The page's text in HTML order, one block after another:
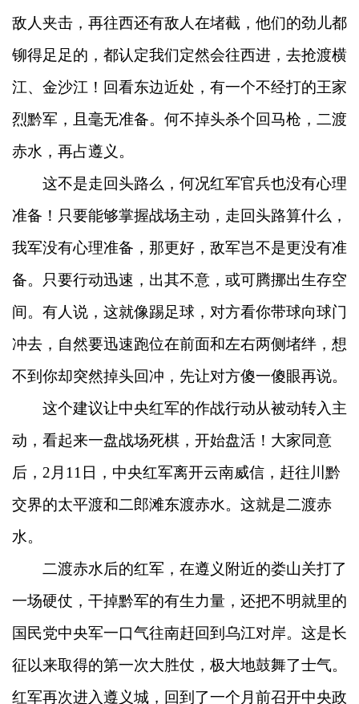
敌人夹击，再往西还有敌人在堵截，他们的劲儿都
铆得足足的，都认定我们定然会往西进，去抢渡横
江、金沙江！回看东边近处，有一个不经打的王家
烈黔军，且毫无准备。何不掉头杀个回马枪，二渡
赤水，再占遵义。
这不是走回头路么，何况红军官兵也没有心理
准备！只要能够掌握战场主动，走回头路算什么，
我军没有心理准备，那更好，敌军岂不是更没有准
备。只要行动迅速，出其不意，或可腾挪出生存空
间。有人说，这就像踢足球，对方看你带球向球门
冲去，自然要迅速跑位在前面和左右两侧堵绊，想
不到你却突然掉头回冲，先让对方傻一傻眼再说。
这个建议让中央红军的作战行动从被动转入主
动，看起来一盘战场死棋，开始盘活！大家同意
后，2月11日，中央红军离开云南威信，赶往川黔
交界的太平渡和二郎滩东渡赤水。这就是二渡赤
水。
二渡赤水后的红军，在遵义附近的娄山关打了
一场硬仗，干掉黔军的有生力量，还把不明就里的
国民党中央军一口气往南赶回到乌江对岸。这是长
征以来取得的第一次大胜仗，极大地鼓舞了士气。
红军再次进入遵义城，回到了一个月前召开中央政